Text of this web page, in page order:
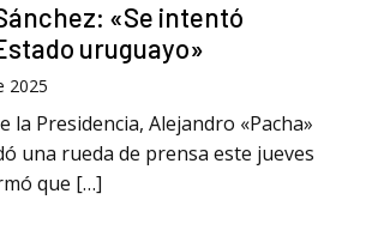
«Se intentó
uruguayo»
2025
la Presidencia, Alejandro «Pacha»
una rueda de prensa este jueves
que […]